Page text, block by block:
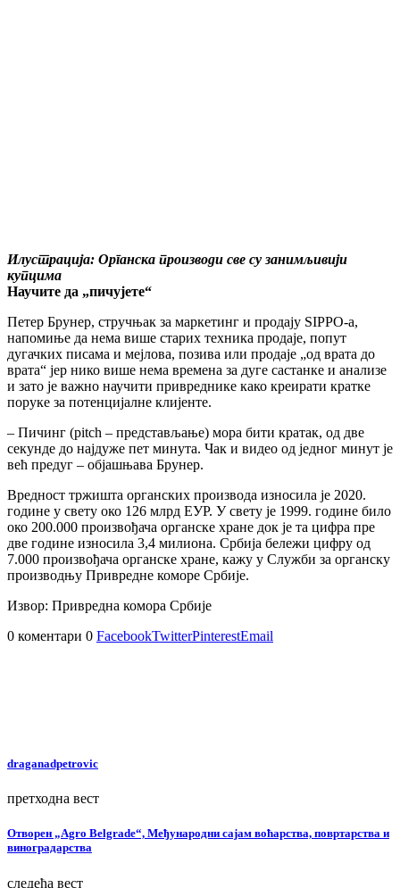
Илустрација: Органска производи све су занимљивији
купцима
Научите да „пичујете“
Петер Брунер, стручњак за маркетинг и продају SIPPO-а,
напомиње да нема више старих техника продаје, попут
дугачких писама и мејлова, позива или продаје „од врата до
врата“ јер нико више нема времена за дуге састанке и анализе
и зато је важно научити привреднике како креирати кратке
поруке за потенцијалне клијенте.
– Пичинг (pitch – представљање) мора бити кратак, од две
секунде до најдуже пет минута. Чак и видео од једног минут је
већ предуг – објашњава Брунер.
Вредност тржишта органских производа износила је 2020.
године у свету око 126 млрд ЕУР. У свету је 1999. године било
око 200.000 произвођача органске хране док је та цифра пре
две године износила 3,4 милиона. Србија бележи цифру од
7.000 произвођача органске хране, кажу у Служби за органску
производњу Привредне коморе Србије.
Извор: Привредна комора Србије
0 коментари 0 FacebookTwitterPinterestEmail
draganadpetrovic
претходна вест
Отворен „Agro Belgrade“, Међународни сајам воћарства, повртарства и
виноградарства
следећа вест